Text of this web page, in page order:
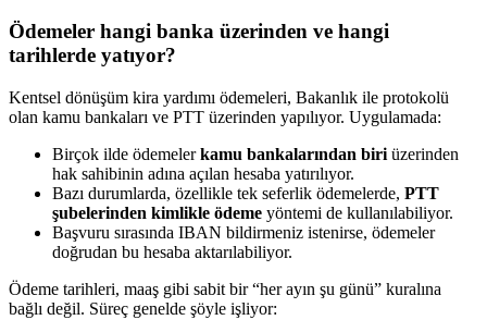
Ödemeler hangi banka üzerinden ve hangi
tarihlerde yatıyor?
Kentsel dönüşüm kira yardımı ödemeleri, Bakanlık ile protokolü
olan kamu bankaları ve PTT üzerinden yapılıyor. Uygulamada:
Birçok ilde ödemelerkamu bankalarından biri üzerinden
hak sahibinin adına açılan hesaba yatırılıyor.
Bazı durumlarda, özellikle tek seferlik ödemelerde, PTT
şubelerinden kimlikle ödeme yöntemi de kullanılabiliyor.
Başvuru sırasında IBAN bildirmeniz istenirse, ödemeler
doğrudan bu hesaba aktarılabiliyor.
Ödeme tarihleri, maaş gibi sabit bir “her ayın şu günü” kuralına
bağlı değil. Süreç genelde şöyle işliyor: